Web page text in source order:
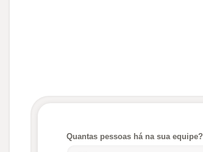
Quantas pessoas há na sua equipe?